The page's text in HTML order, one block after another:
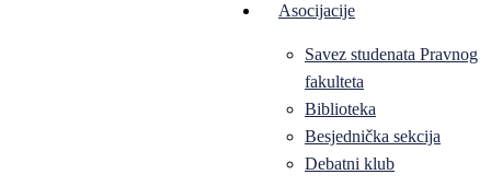
Asocijacije
Savez studenata Pravnog
fakulteta
Biblioteka
Besjednička sekcija
Debatni klub